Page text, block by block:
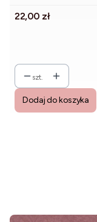
Cena
22,00 zł
szt.
Dodaj do koszyka